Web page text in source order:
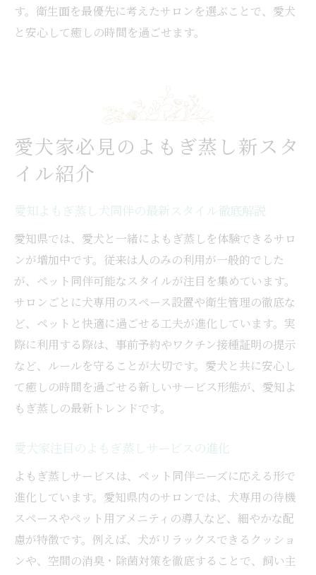
す。衛生面を最優先に考えたサロンを選ぶことで、愛犬
と安心して癒しの時間を過ごせます。
愛犬家必見のよもぎ蒸し新スタ
イル紹介
愛知よもぎ蒸し犬同伴の最新スタイル徹底解説
愛知県では、愛犬と一緒によもぎ蒸しを体験できるサロ
ンが増加中です。従来は人のみの利用が一般的でした
が、ペット同伴可能なスタイルが注目を集めています。
サロンごとに犬専用のスペース設置や衛生管理の徹底な
ど、ペットと快適に過ごせる工夫が進化しています。実
際に利用する際は、事前予約やワクチン接種証明の提示
など、ルールを守ることが大切です。愛犬と共に安心し
て癒しの時間を過ごせる新しいサービス形態が、愛知よ
もぎ蒸しの最新トレンドです。
愛犬家注目のよもぎ蒸しサービスの進化
よもぎ蒸しサービスは、ペット同伴ニーズに応える形で
進化しています。愛知県内のサロンでは、犬専用の待機
スペースやペット用アメニティの導入など、細やかな配
慮が特徴です。例えば、犬がリラックスできるクッショ
ンや、空間の消臭・除菌対策を徹底することで、飼い主